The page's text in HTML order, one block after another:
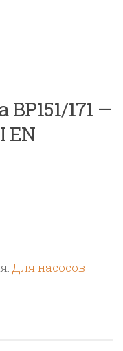
171 —
EN
Для насосов